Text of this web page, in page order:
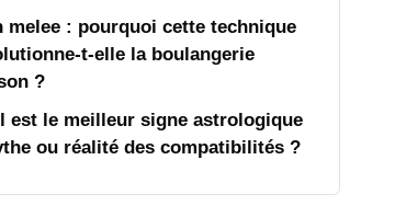
melee : pourquoi cette technique
t-elle la boulangerie
?
est le meilleur signe astrologique
ou réalité des compatibilités ?